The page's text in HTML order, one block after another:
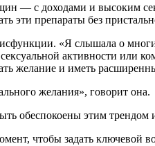
— с доходами и высоким
эти препараты без
«Я слышала о
активности или
желание и иметь
желания», говорит она.
обеспокоены этим трендом
чтобы задать ключевой